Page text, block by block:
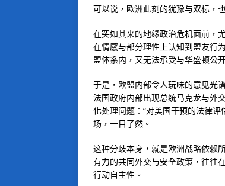
可以说，欧洲此刻的犹豫与双标，
在突如其来的地缘政治危机面前，
在情感与部分理性上认知到盟友行
盟体系内，又无法承受与华盛顿公
于是，欧盟内部令人玩味的意见光
法国政府内部出现总统马克龙与外
化处理问题：“对美国干预的法律
场，一目了然。
这种分歧本身，就是欧洲战略依赖
有力的共同外交与安全政策，往往
行动自主性。